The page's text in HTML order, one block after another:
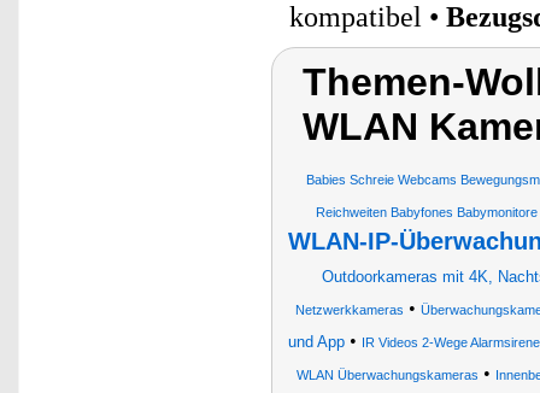
kompatibel •
Themen-
WLAN
Babies Schreie Webcams
Reichweiten Babyfones
WLAN-IP-
Outdoorkameras mit 4K,
Netzwerkkameras •
und App • IR Videos 2-Wege
WLAN Überwachungskameras •